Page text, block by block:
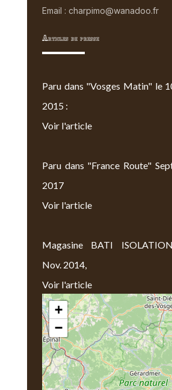
Email : charpimo@wanadoo.fr
Articles de presse
Paru dans "Vosges Matin" le
2015 :
Voir l'article
Paru dans "France Route"
2017
Voir l'article
Magasine BATI
Nov. 2014,
Voir l'article
Nous Trouver
+
−